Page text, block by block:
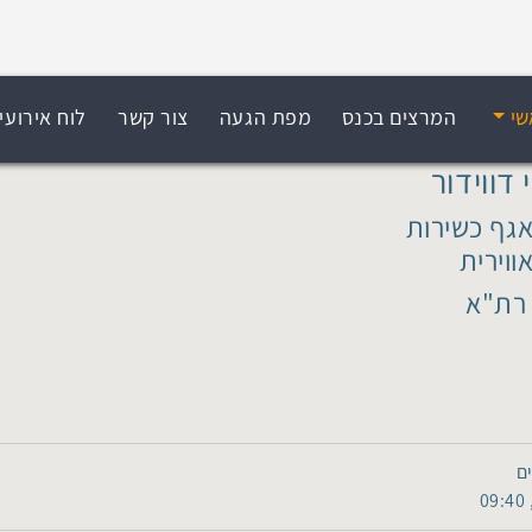
המרצים בכנס מפת הגעה צור קשר לוח
דווידור
כשירות
רת"א